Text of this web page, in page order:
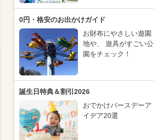
0円・格安のお出かけガイド
お財布にやさしい遊園
地や、 遊具がすごい公
園をチェック！
誕生日特典＆割引2026
おでかけバースデーア
イデア20選